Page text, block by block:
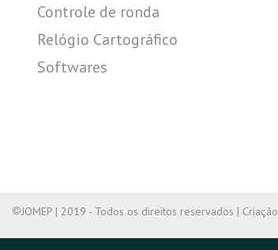
Controle de ronda
Relógio Cartográfico
Softwares
JOMEP | 2019 - Todos os direitos reservados | Criação